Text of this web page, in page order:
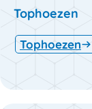
Tophoezen
Tophoezen